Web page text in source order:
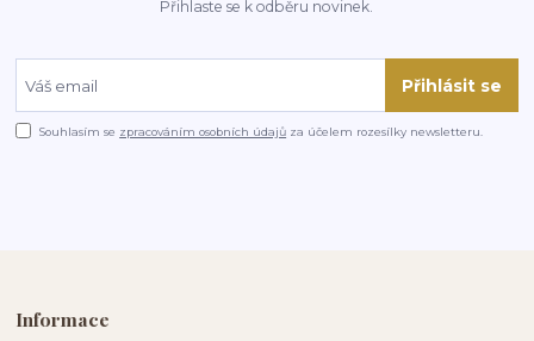
Přihlaste se k odběru novinek.
Přihlásit se
Souhlasím se zpracováním osobních údajů za účelem rozesílky newsletteru.
Informace